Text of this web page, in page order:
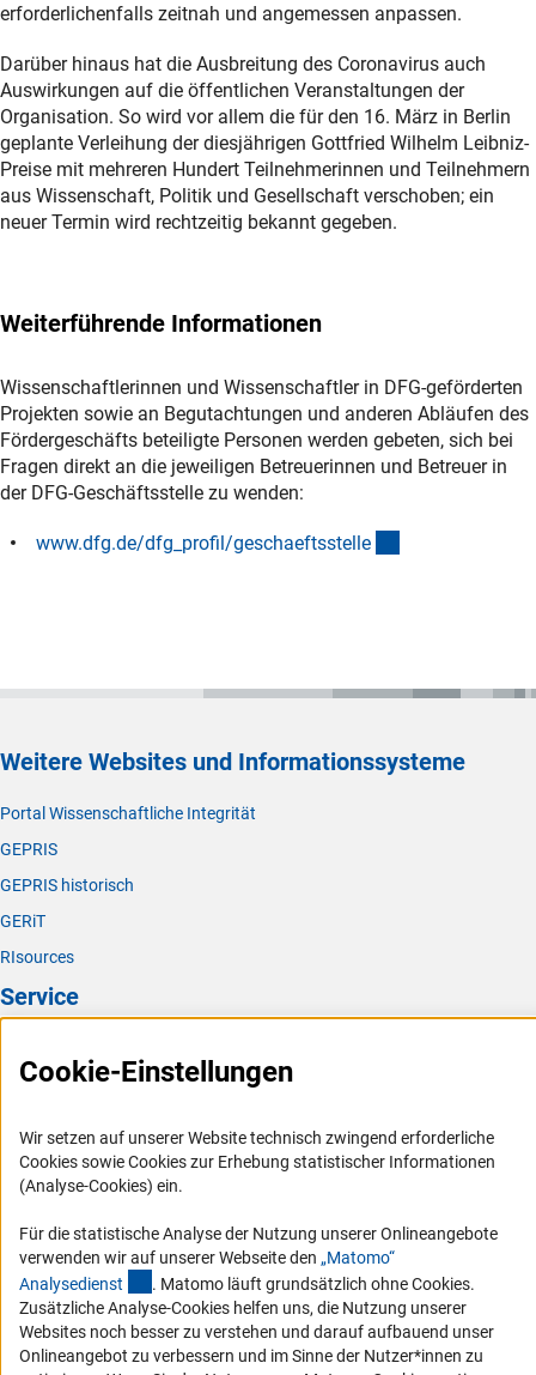
erforderlichenfalls zeitnah und angemessen anpassen.
Darüber hinaus hat die Ausbreitung des Coronavirus auch
Auswirkungen auf die öffentlichen Veranstaltungen der
Organisation. So wird vor allem die für den 16. März in Berlin
geplante Verleihung der diesjährigen Gottfried Wilhelm Leibniz-
Preise mit mehreren Hundert Teilnehmerinnen und Teilnehmern
aus Wissenschaft, Politik und Gesellschaft verschoben; ein
neuer Termin wird rechtzeitig bekannt gegeben.
Weiterführende Informationen
Wissenschaftlerinnen und Wissenschaftler in DFG-geförderten
Projekten sowie an Begutachtungen und anderen Abläufen des
Fördergeschäfts beteiligte Personen werden gebeten, sich bei
Fragen direkt an die jeweiligen Betreuerinnen und Betreuer in
der DFG-Geschäftsstelle zu wenden:
www.dfg.de/dfg_profil/geschaeftsstelle
Weitere Websites und Informationssysteme
Portal Wissenschaftliche Integrität
GEPRIS
GEPRIS historisch
GERiT
RIsources
Service
FAQ
Logo und Corporate Design
RSS-Feeds
Compliance
Vergabeverfahren
Barrierefreiheit
Service und Informationen für Menschen mit Behinderungen
Cookie-Einstellungen
Wir setzen auf unserer Website technisch zwingend erforderliche
Cookies sowie Cookies zur Erhebung statistischer Informationen
(Analyse-Cookies) ein.
Für die statistische Analyse der Nutzung unserer Onlineangebote
verwenden wir auf unserer Webseite den „Matomo“
Analysedienst (externer Link)
. Matomo läuft grundsätzlich ohne Cookies.
Zusätzliche Analyse-Cookies helfen uns, die Nutzung unserer
Websites noch besser zu verstehen und darauf aufbauend unser
Onlineangebot zu verbessern und im Sinne der Nutzer*innen zu